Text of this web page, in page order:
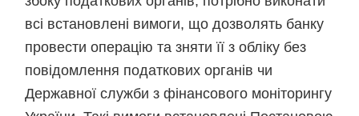
всі встановлені вимоги, що дозволять банку
провести операцію та зняти її з обліку без
повідомлення податкових органів чи
Державної служби з фінансового моніторингу